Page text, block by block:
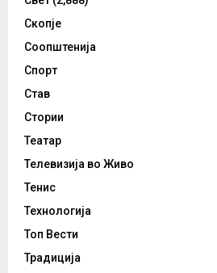
Скопје
Соопштенија
Спорт
Став
Стории
Театар
Телевизија во Живо
Тенис
Технологија
Топ Вести
Традиција